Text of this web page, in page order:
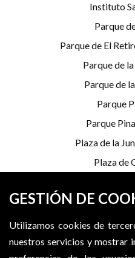
GESTIÓN DE
Utilizamos cookies de
nuestros servicios y mostrar
Instituto
Parque
Parque de El
Parque de
Parque de
Parque
Parque
Plaza de la
Plaza de
Puente
Serrería